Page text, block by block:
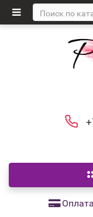
Оплата